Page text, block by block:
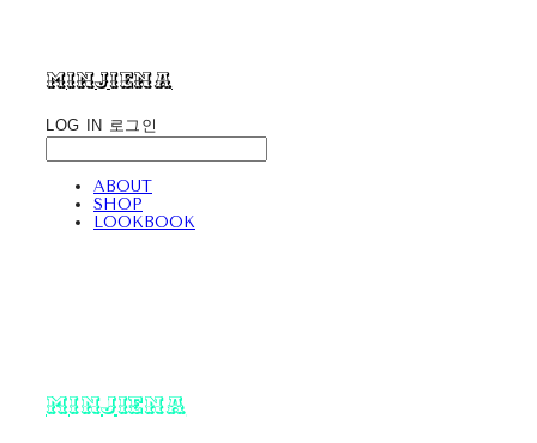
minjiena
LOG IN 로그인
ABOUT
SHOP
LOOKBOOK
minjiena